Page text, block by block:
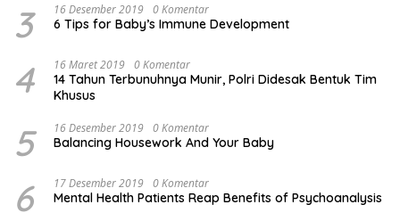
3 16 Desember 2019 0 Komentar
6 Tips for Baby’s Immune Development
4 16 Maret 2019 0 Komentar
14 Tahun Terbunuhnya Munir, Polri Didesak Bentuk Tim
Khusus
5 16 Desember 2019 0 Komentar
Balancing Housework And Your Baby
6 17 Desember 2019 0 Komentar
Mental Health Patients Reap Benefits of Psychoanalysis